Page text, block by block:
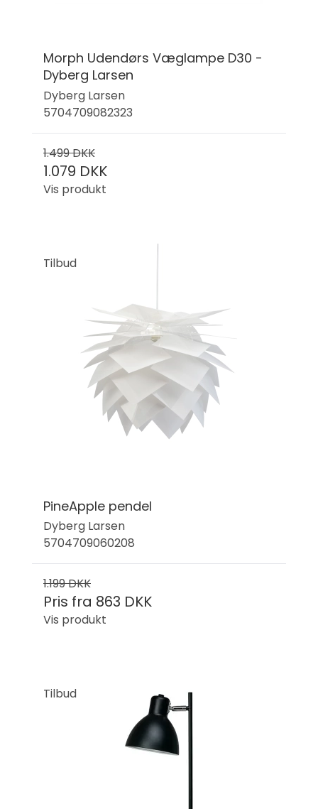
Morph Udendørs Væglampe D30 -
Dyberg Larsen
Dyberg Larsen
5704709082323
1.499 DKK
1.079 DKK
Vis produkt
Tilbud
PineApple pendel
Dyberg Larsen
5704709060208
1.199 DKK
Pris fra 863 DKK
Vis produkt
Tilbud